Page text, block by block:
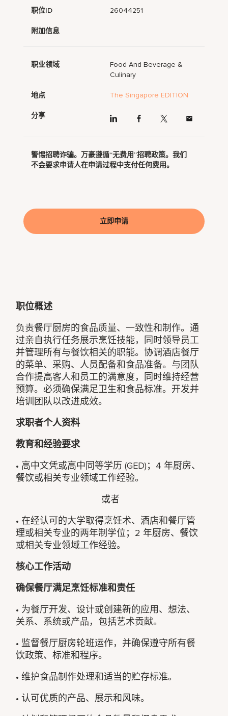
职位概述
负责餐厅厨房的食品质量、一致性和制作。通
过亲自执行任务展示烹饪技能，同时领导员工
并管理所有与餐饮相关的职能。协调酒店餐厅
的菜单、采购、人员配备和食品准备。与团队
合作提高客人和员工的满意度，同时维持经营
预算。必须确保满足卫生和​​食品标准。开发并
培训团队以改进成效。
求职者个人资料
教育和经验要求
• 高中文凭或高中同等学历 (GED)；4 年厨房、
餐饮或相关专业领域工作经验。
或者
• 在经认可的大学取得烹饪术、酒店和餐厅管
理或相关专业的两年制学位；2 年厨房、餐饮
或相关专业领域工作经验。
核心工作活动
确保餐厅满足烹饪标准和责任
• 为餐厅开发、设计或创建新的应用、想法、
关系、系统或产品，包括艺术贡献。
• 监督餐厅厨房轮班运作，并确保遵守所有餐
饮政策、标准和程序。
• 维护食品制作处理和适当的贮存标准。
• 认可优质的产品、展示和风味。
职位ID 26044251
附加信息
职业领域
Food And Beverage &
Culinary
地点 The Singapore EDITION
分享
警惕招聘诈骗。万豪遵循“无费用”招聘政策。我们
不会要求申请人在申请过程中支付任何费用。
立即申请